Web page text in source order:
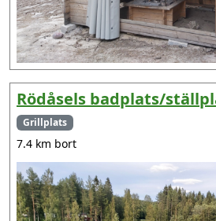
Rödåsels badplats/
Grillplats
7.4 km bort